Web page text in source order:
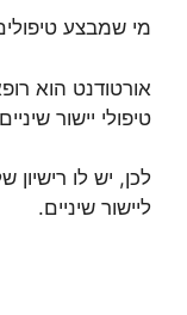
מי שמבצע
אורטודנט הוא
טיפולי יישור
לכן, יש לו רישיון
ליישור שיניים.